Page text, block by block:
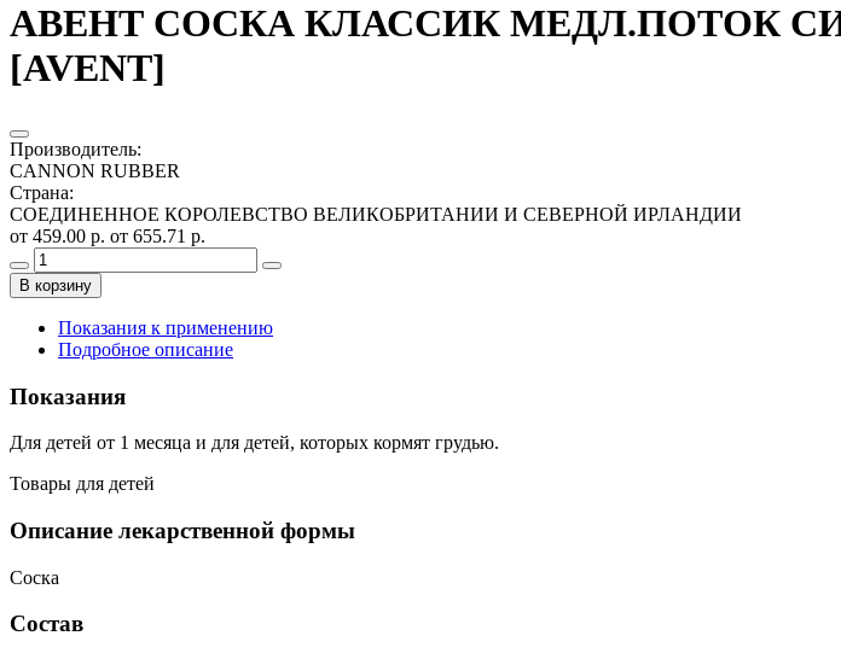
АВЕНТ СОСКА КЛАССИК МЕДЛ.ПОТОК
[AVENT]
Производитель:
CANNON RUBBER
Страна:
СОЕДИНЕННОЕ КОРОЛЕВСТВО ВЕЛИКОБРИТАНИИ И СЕВЕРНОЙ ИРЛАНДИИ
от 459.00 р. от 655.71 р.
В корзину
Показания к применению
Подробное описание
Показания
Для детей от 1 месяца и для детей, которых кормят грудью.
Товары для детей
Описание лекарственной формы
Соска
Состав